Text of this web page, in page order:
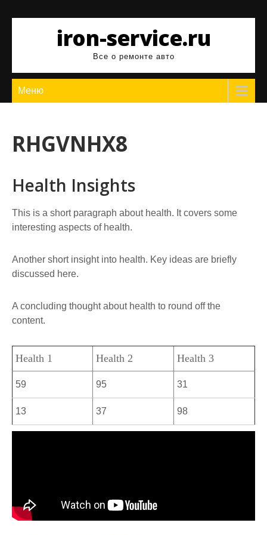
содержимомуiron-service.ru
Все о ремонте авто
Меню
RHGVNHX8
Health Insights
This is a short paragraph about health. It covers some
interesting aspects of health.
Another short insight into health. Key ideas are briefly
discussed here.
A concluding thought about health to round off the
content.
Health 1 Health 2 Health 3
59 95 31
13 37 98